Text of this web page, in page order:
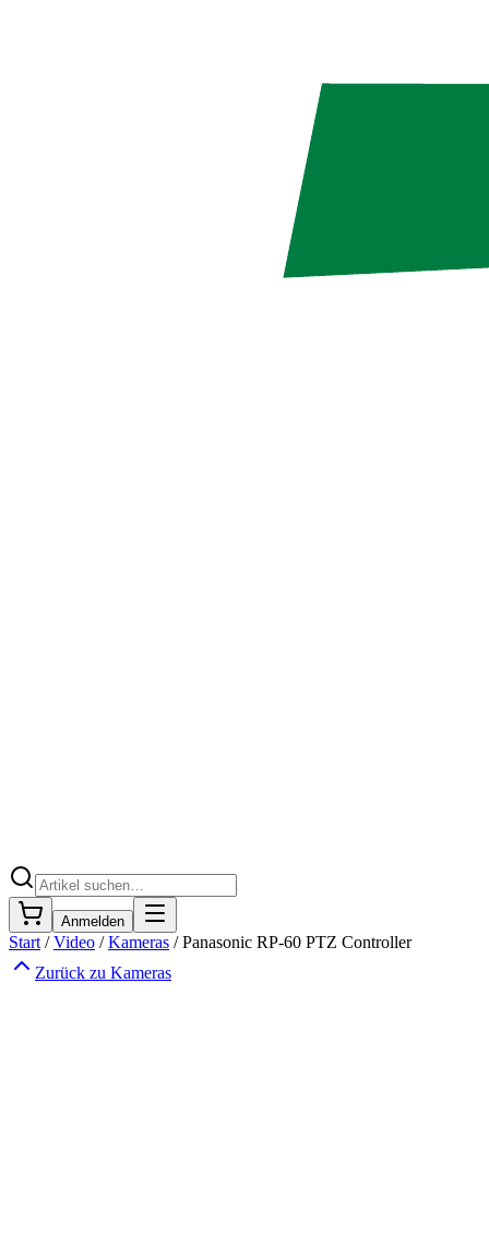
Anmelden
Start /Video /Kameras /Panasonic RP-60 PTZ Controller
Zurück zu Kameras